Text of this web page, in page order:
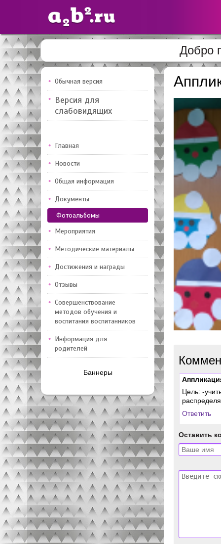
Сайты
педагогов
Добавлено — 10947
Добро
Обычная версия
Версия для
слабовидящих
Главная
Новости
Общая информация
Документы
Фотоальбомы
Мероприятия
Методические материалы
Достижения и награды
Отзывы
Совершенствование
методов обучения и
воспитания воспитанников
Информация для
родителей
Баннеры
Цель: -
Ответить
Оставить